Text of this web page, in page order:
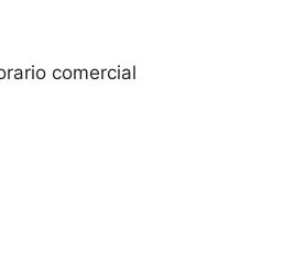
comercial